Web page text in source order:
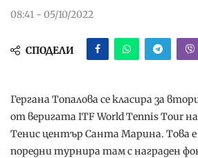
08:41 - 05/10/2022
СПОДЕЛИ
Гергана Топалова се класира за
от веригата ITF World Tennis Tour
Тенис център Санта Марина. Това
поредни турнира там с награден